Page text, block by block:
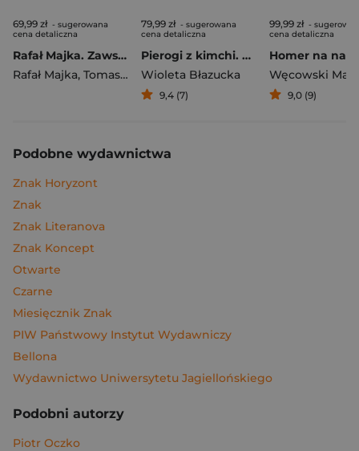
69,99 zł - sugerowana
cena detaliczna
Rafał Majka. Zawsze z przodu. Rozmawia Tomasz Kalemba - książka z autografem
Rafał Majka, Tomasz Kalemba
79,99 zł - sugerowana
cena detaliczna
Pierogi z kimchi. Moje ulubione azjatyckie przepisy
Wioleta Błazucka
9,4 (7)
99,99 zł -
cena detaliczna
Węcowski
9,0 (9)
Podobne wydawnictwa
Znak Horyzont
Znak
Znak Literanova
Znak Koncept
Otwarte
Czarne
Miesięcznik Znak
PIW Państwowy Instytut Wydawniczy
Bellona
Wydawnictwo Uniwersytetu Jagiellońskiego
Podobni autorzy
Piotr Oczko